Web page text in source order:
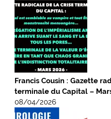
Francis Cousin : Gazette
terminale du Capital –
08/04/2026